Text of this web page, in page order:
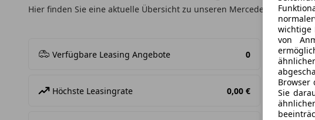
Hier finden Sie eine aktuelle Übersicht zu unseren Mercedes-Benz CLK
Verfügbare Leasing Angebote 0
Höchste Leasingrate 0,00 €
wichtige
von
Browser
Sie